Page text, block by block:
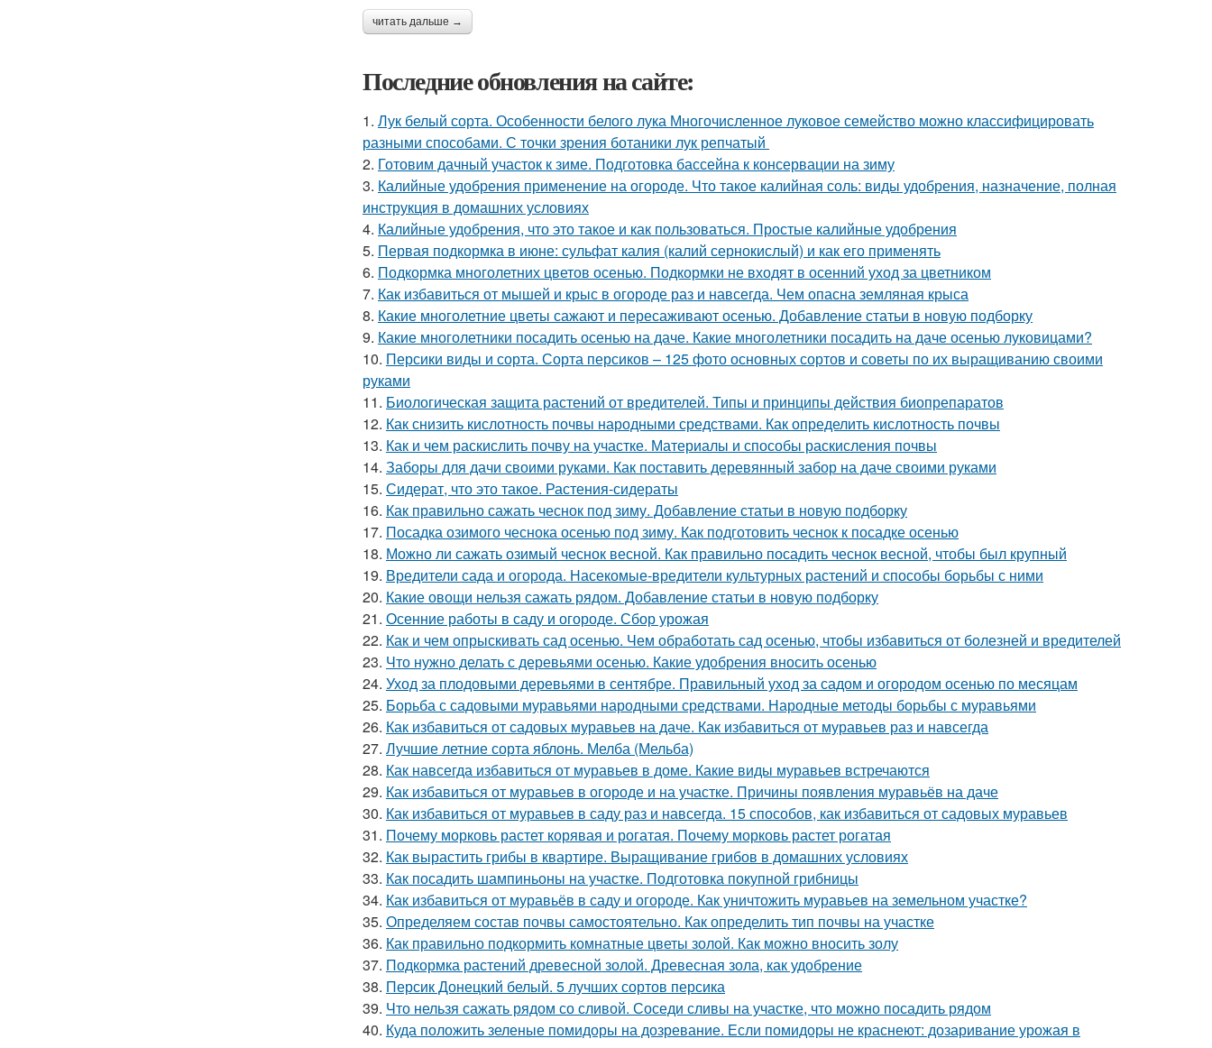
читать дальше →
Последние обновления на сайте:
1. Лук белый сорта. Особенности белого лука Многочисленное луковое семейство можно классифицировать
разными способами. С точки зрения ботаники лук репчатый
2. Готовим дачный участок к зиме. Подготовка бассейна к консервации на зиму
3. Калийные удобрения применение на огороде. Что такое калийная соль: виды удобрения, назначение, полная
инструкция в домашних условиях
4. Калийные удобрения, что это такое и как пользоваться. Простые калийные удобрения
5. Первая подкормка в июне: сульфат калия (калий сернокислый) и как его применять
6. Подкормка многолетних цветов осенью. Подкормки не входят в осенний уход за цветником
7. Как избавиться от мышей и крыс в огороде раз и навсегда. Чем опасна земляная крыса
8. Какие многолетние цветы сажают и пересаживают осенью. Добавление статьи в новую подборку
9. Какие многолетники посадить осенью на даче. Какие многолетники посадить на даче осенью луковицами?
10. Персики виды и сорта. Сорта персиков – 125 фото основных сортов и советы по их выращиванию своими
руками
11. Биологическая защита растений от вредителей. Типы и принципы действия биопрепаратов
12. Как снизить кислотность почвы народными средствами. Как определить кислотность почвы
13. Как и чем раскислить почву на участке. Материалы и способы раскисления почвы
14. Заборы для дачи своими руками. Как поставить деревянный забор на даче своими руками
15. Сидерат, что это такое. Растения-сидераты
16. Как правильно сажать чеснок под зиму. Добавление статьи в новую подборку
17. Посадка озимого чеснока осенью под зиму. Как подготовить чеснок к посадке осенью
18. Можно ли сажать озимый чеснок весной. Как правильно посадить чеснок весной, чтобы был крупный
19. Вредители сада и огорода. Насекомые-вредители культурных растений и способы борьбы с ними
20. Какие овощи нельзя сажать рядом. Добавление статьи в новую подборку
21. Осенние работы в саду и огороде. Сбор урожая
22. Как и чем опрыскивать сад осенью. Чем обработать сад осенью, чтобы избавиться от болезней и вредителей
23. Что нужно делать с деревьями осенью. Какие удобрения вносить осенью
24. Уход за плодовыми деревьями в сентябре. Правильный уход за садом и огородом осенью по месяцам
25. Борьба с садовыми муравьями народными средствами. Народные методы борьбы с муравьями
26. Как избавиться от садовых муравьев на даче. Как избавиться от муравьев раз и навсегда
27. Лучшие летние сорта яблонь. Мелба (Мельба)
28. Как навсегда избавиться от муравьев в доме. Какие виды муравьев встречаются
29. Как избавиться от муравьев в огороде и на участке. Причины появления муравьёв на даче
30. Как избавиться от муравьев в саду раз и навсегда. 15 способов, как избавиться от садовых муравьев
31. Почему морковь растет корявая и рогатая. Почему морковь растет рогатая
32. Как вырастить грибы в квартире. Выращивание грибов в домашних условиях
33. Как посадить шампиньоны на участке. Подготовка покупной грибницы
34. Как избавиться от муравьёв в саду и огороде. Как уничтожить муравьев на земельном участке?
35. Определяем состав почвы самостоятельно. Как определить тип почвы на участке
36. Как правильно подкормить комнатные цветы золой. Как можно вносить золу
37. Подкормка растений древесной золой. Древесная зола, как удобрение
38. Персик Донецкий белый. 5 лучших сортов персика
39. Что нельзя сажать рядом со сливой. Соседи сливы на участке, что можно посадить рядом
40. Куда положить зеленые помидоры на дозревание. Если помидоры не краснеют: дозаривание урожая в